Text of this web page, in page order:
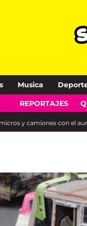
Musica
REPORTAJES
y camiones con el